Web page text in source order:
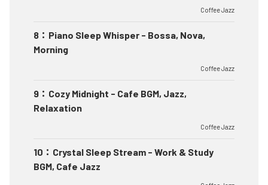
Coffee Jazz
8 ： Piano Sleep Whisper - Bossa, Nova,
Morning
Coffee Jazz
9 ： Cozy Midnight - Cafe BGM, Jazz,
Relaxation
Coffee Jazz
10 ： Crystal Sleep Stream - Work & Study
BGM, Cafe Jazz